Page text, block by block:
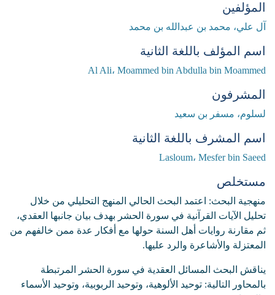
المؤلفين
آل علي، محمد بن عبدالله بن محمد
اسم المؤلف باللغة الثانية
Al Ali، Moammed bin Abdulla bin Moammed
المشرفون
لسلوم، مسفر بن سعيد
اسم المشرف باللغة الثانية
Lasloum، Mesfer bin Saeed
مستخلص
منهجية البحث: اعتمد البحث الحالي المنهج التحليلي من خلال
تحليل الآيات القرآنية في سورة الحشر بهدف بيان جانبها العقدي،
ثم مقارنة روايات أهل السنة حولها مع أفكار عدة ممن خالفهم من
المعتزلة والأشاعرة والرد عليها.
يناقش البحث المسائل العقدية في سورة الحشر المرتبطة
بالمحاور التالية: توحيد الألوهية، وتوحيد الربوبية، وتوحيد الأسماء